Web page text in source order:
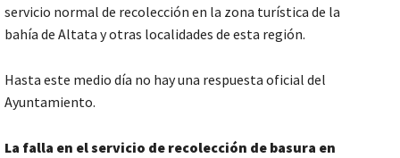
servicio normal de recolección en la zona turística de la
bahía de Altata y otras localidades de esta región.
Hasta este medio día no hay una respuesta oficial del
Ayuntamiento.
La falla en el servicio de recolección de basura en